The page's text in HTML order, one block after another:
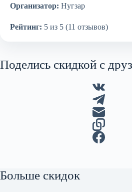
Организатор: Нугзар
Рейтинг: 5 из 5 (11 отзывов)
Поделись скидкой с
Больше скидок